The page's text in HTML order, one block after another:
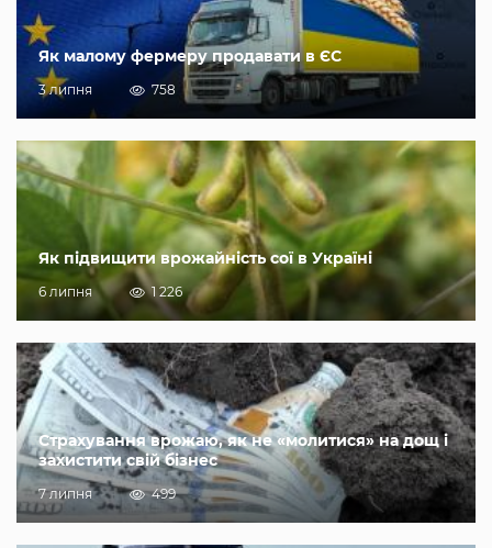
Як малому фермеру продавати в ЄС
3 липня 758
Як підвищити врожайність сої в Україні
6 липня 1 226
Страхування врожаю, як не «молитися» на дощ і
захистити свій бізнес
7 липня 499